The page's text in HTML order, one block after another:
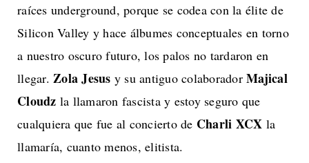
raíces underground, porque se codea con la élite de
Silicon Valley y hace álbumes conceptuales en torno
a nuestro oscuro futuro, los palos no tardaron en
llegar. Zola Jesus y su antiguo colaborador Majical
Cloudz la llamaron fascista y estoy seguro que
cualquiera que fue al concierto de Charli XCX la
llamaría, cuanto menos, elitista.